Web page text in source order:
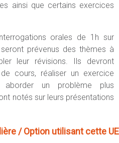
ainsi que certains exercices
orales de 1h sur
prévenus des thèmes à
leur révisions. Ils devront
cours, réaliser un exercice
aborder un problème plus
notés sur leurs présentations
/ Option utilisant cette UE